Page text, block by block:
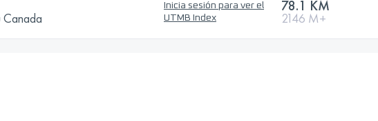
Canada
Inicia sesión para ver el
UTMB Index
78.1 KM
2146 M+